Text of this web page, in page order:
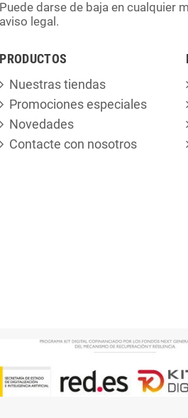
Puede darse de baja en cualquier
aviso legal.
PRODUCTOS
Nuestras tiendas
Promociones especiales
Novedades
Contacte con nosotros